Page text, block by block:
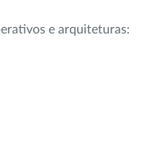
e arquiteturas: